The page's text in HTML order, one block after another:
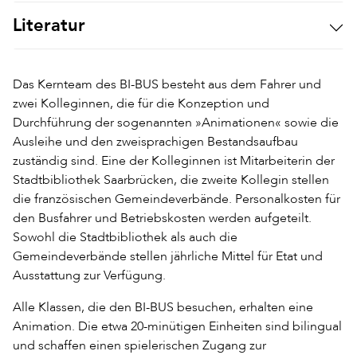
Literatur
Das Kernteam des BI-BUS besteht aus dem Fahrer und
zwei Kolleginnen, die für die Konzeption und
Durchführung der sogenannten »Animationen« sowie die
Ausleihe und den zweisprachigen Bestandsaufbau
zuständig sind. Eine der Kolleginnen ist Mitarbeiterin der
Stadtbibliothek Saarbrücken, die zweite Kollegin stellen
die französischen Gemeindeverbände. Personalkosten für
den Busfahrer und Betriebskosten werden aufgeteilt.
Sowohl die Stadtbibliothek als auch die
Gemeindeverbände stellen jährliche Mittel für Etat und
Ausstattung zur Verfügung.
Alle Klassen, die den BI-BUS besuchen, erhalten eine
Animation. Die etwa 20-minütigen Einheiten sind bilingual
und schaffen einen spielerischen Zugang zur